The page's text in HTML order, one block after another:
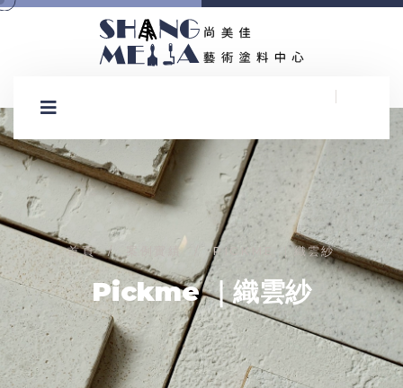
首頁 / 案例實績 PICKME ｜織雲紗
Pickme ｜織雲紗